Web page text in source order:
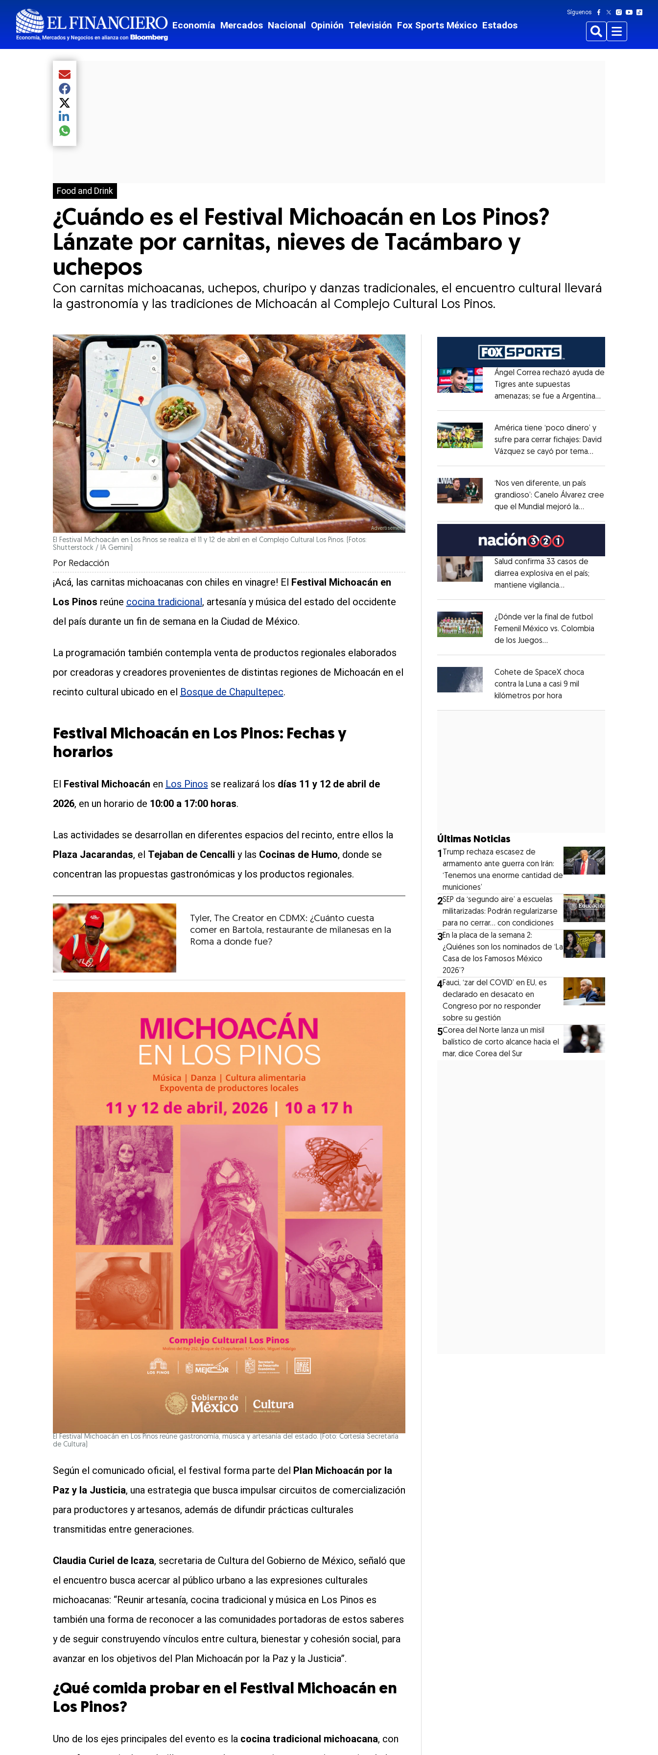
Economía Mercados Nacional Opinión Televisión Fox Sports México Estados
Síguenos
BuscarMenu
Food and Drink
¿Cuándo es el Festival Michoacán en Los Pinos?
Lánzate por carnitas, nieves de Tacámbaro y
uchepos
Con carnitas michoacanas, uchepos, churipo y danzas tradicionales, el encuentro cultural llevará
la gastronomía y las tradiciones de Michoacán al Complejo Cultural Los Pinos.
Compartir el artículo actual mediante Email
Compartir el artículo actual mediante Facebook
Compartir el artículo actual mediante Twitter
Compartir el artículo actual mediante LinkedIn
Compartir el artículo actual mediante global.social-whatsapp
El Festival Michoacán en Los Pinos se realiza el 11 y 12 de abril en el Complejo Cultural Los Pinos. (Fotos:
Shutterstock / IA Gemini)
Por Redacción
¡Acá, las carnitas michoacanas con chiles en vinagre! El Festival Michoacán en
Los Pinos reúne cocina tradicional, artesanía y música del estado del occidente
del país durante un fin de semana en la Ciudad de México.
La programación también contempla venta de productos regionales elaborados
por creadoras y creadores provenientes de distintas regiones de Michoacán en el
recinto cultural ubicado en el Bosque de Chapultepec.
Festival Michoacán en Los Pinos: Fechas y
horarios
El Festival Michoacán en Los Pinos se realizará los días 11 y 12 de abril de
2026, en un horario de 10:00 a 17:00 horas.
Las actividades se desarrollan en diferentes espacios del recinto, entre ellos la
Plaza Jacarandas, el Tejaban de Cencalli y las Cocinas de Humo, donde se
concentran las propuestas gastronómicas y los productos regionales.
Tyler, The Creator en CDMX: ¿Cuánto cuesta
comer en Bartola, restaurante de milanesas en la
Roma a donde fue?
El Festival Michoacán en Los Pinos reúne gastronomía, música y artesanía del estado. (Foto: Cortesía Secretaría
de Cultura)
Según el comunicado oficial, el festival forma parte del Plan Michoacán por la
Paz y la Justicia, una estrategia que busca impulsar circuitos de comercialización
para productores y artesanos, además de difundir prácticas culturales
transmitidas entre generaciones.
Claudia Curiel de Icaza, secretaria de Cultura del Gobierno de México, señaló que
el encuentro busca acercar al público urbano a las expresiones culturales
michoacanas: “Reunir artesanía, cocina tradicional y música en Los Pinos es
también una forma de reconocer a las comunidades portadoras de estos saberes
y de seguir construyendo vínculos entre cultura, bienestar y cohesión social, para
avanzar en los objetivos del Plan Michoacán por la Paz y la Justicia”.
¿Qué comida probar en el Festival Michoacán en
Los Pinos?
Uno de los ejes principales del evento es la cocina tradicional michoacana, con
Opens in new window
Ángel Correa rechazó ayuda de
Tigres ante supuestas
amenazas; se fue a Argentina
Opens in new window
América tiene ‘poco dinero’ y
sufre para cerrar fichajes: David
Vázquez se cayó por tema
Opens in new window
‘Nos ven diferente, un país
grandioso’: Canelo Álvarez cree
que el Mundial mejoró la
Opens in new window
Salud confirma 33 casos de
diarrea explosiva en el país;
mantiene vigilancia
Opens in new window
¿Dónde ver la final de futbol
Femenil México vs. Colombia
de los Juegos
Opens in new window
Cohete de SpaceX choca
contra la Luna a casi 9 mil
kilómetros por hora
Últimas Noticias
1
Trump rechaza escasez de
armamento ante guerra con Irán:
‘Tenemos una enorme cantidad de
municiones’
2SEP da ‘segundo aire’ a escuelas
militarizadas: Podrán regularizarse
para no cerrar... con condiciones
3En la placa de la semana 2:
¿Quiénes son los nominados de ‘La
Casa de los Famosos México
2026’?
4Fauci, ‘zar del COVID’ en EU, es
declarado en desacato en
Congreso por no responder
sobre su gestión
5Corea del Norte lanza un misil
balístico de corto alcance hacia el
mar, dice Corea del Sur